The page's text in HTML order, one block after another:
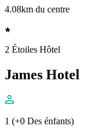
4.08km du centre
2 Étoiles Hôtel
James Hotel
1 (+0 Des énfants)